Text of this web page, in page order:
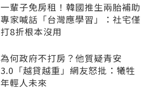
一輩子免房租！韓國推生兩胎補助
專家喊話「台灣應學習」：社宅僅
打8折根本沒用
為何政府不打房？他質疑青安
3.0「越貸越重」網友怒批：犧牲
年輕人未來